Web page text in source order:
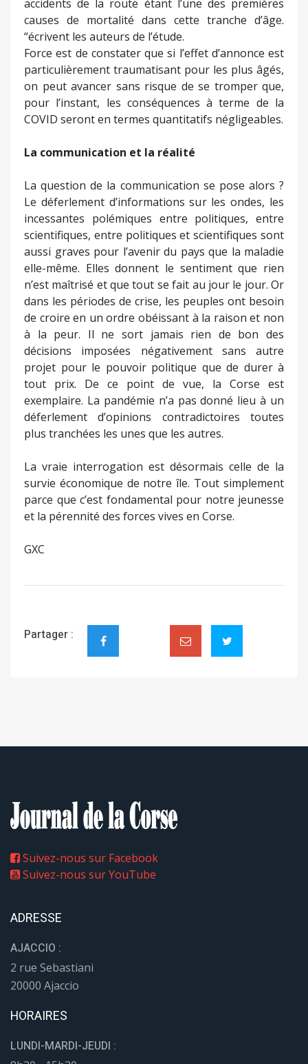
accidents de la route étant l’une des premières
causes de mortalité dans cette tranche d’âge.
“écrivent les auteurs de l’étude.
Force est de constater que si l’effet d’annonce est
particulièrement traumatisant pour les plus âgés,
on peut avancer sans risque de se tromper que,
pour l’instant, les conséquences à terme de la
COVID seront en termes quantitatifs négligeables.
La communication et la réalité
La question de la communication se pose alors ?
Le déferlement d’informations sur les ondes, les
incessantes polémiques entre politiques, entre
scientifiques, entre politiques et scientifiques sont
aussi graves pour l’avenir du pays que la maladie
elle-même. Elles donnent le sentiment que rien
n’est maîtrisé et que tout se fait au jour le jour. Or
dans les périodes de crise, les peuples ont besoin
de croire en un ordre obéissant à la raison et non
à la peur. Il ne sort jamais rien de bon des
décisions imposées négativement sans autre
projet pour le pouvoir politique que de durer à
tout prix. De ce point de vue, la Corse est
exemplaire. La pandémie n’a pas donné lieu à un
déferlement d’opinions contradictoires toutes
plus tranchées les unes que les autres.
La vraie interrogation est désormais celle de la
survie économique de notre île. Tout simplement
parce que c’est fondamental pour notre jeunesse
et la pérennité des forces vives en Corse.
GXC
Partager :
Suivez-nous sur Facebook
Suivez-nous sur YouTube
ADRESSE
AJACCIO :
2 rue Sebastiani
20000 Ajaccio
HORAIRES
LUNDI-MARDI-JEUDI :